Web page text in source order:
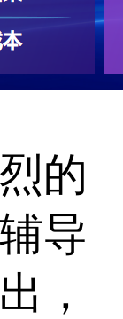
的
辅导
，